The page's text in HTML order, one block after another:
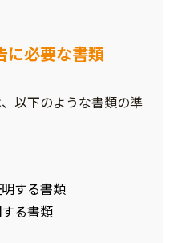
に必要な書類
以下のような書類の準
する書類
る書類